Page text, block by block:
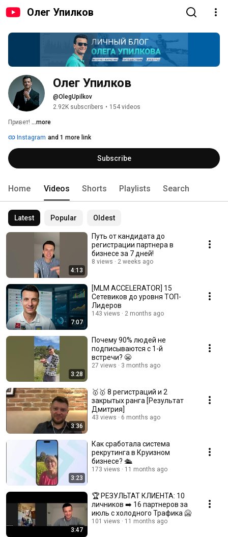
Олег Упилков
Олег Упилков
@OlegUpilkov
2.92K subscribers • 154 videos
Привет! ...more
Instagram and 1 more link
Subscribe
Home Videos Shorts Playlists Search
Latest Popular Oldest
4:13
Путь от кандидата до
регистрации партнера в
бизнесе за 7 дней!
8 views 2 weeks ago
7:07
[MLM ACCELERATOR] 15
Сетевиков до уровня ТОП-
Лидеров
143 views 2 months ago
3:28
Почему 90% людей не
подписываются с 1-й
встречи? 😬
27 views 3 months ago
3:36
🥇🥇 8 регистраций и 2
закрытых ранга [Результат
Дмитрия]
43 views 6 months ago
3:23
Как сработала система
рекрутинга в Круизном
бизнесе? 🛳️
173 views 11 months ago
3:47
🏆 РЕЗУЛЬТАТ КЛИЕНТА: 10
личников ➡️ 16 партнеров за
июль с холодного Трафика 🥶
101 views 11 months ago